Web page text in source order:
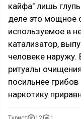
кайфа" лишь
деле это мощное
используемое в
катализатор,
человеке наружу.
ритуалы
посильнее
наркотику